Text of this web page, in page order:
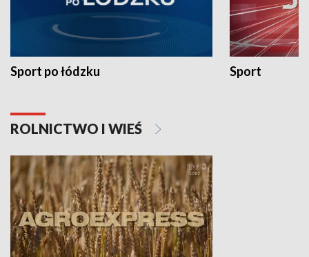
Sport po łódzku Sport
ROLNICTWO I WIEŚ